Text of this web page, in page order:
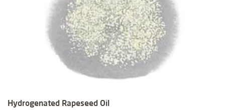
Hydrogenated Rapeseed Oil